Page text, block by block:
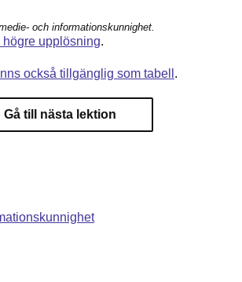
och informationskunnighet.
upplösning.
också tillgänglig som tabell .
Gå till nästa lektion